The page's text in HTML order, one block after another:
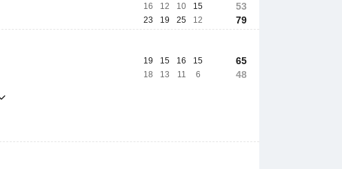
16
23
12
19
10
25
15
12
53
79
19
18
15
13
16
11
15
6
65
48